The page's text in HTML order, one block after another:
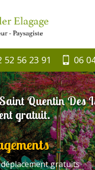
52 56 23 91 06
Quentin Des
gratuit.
gratuits